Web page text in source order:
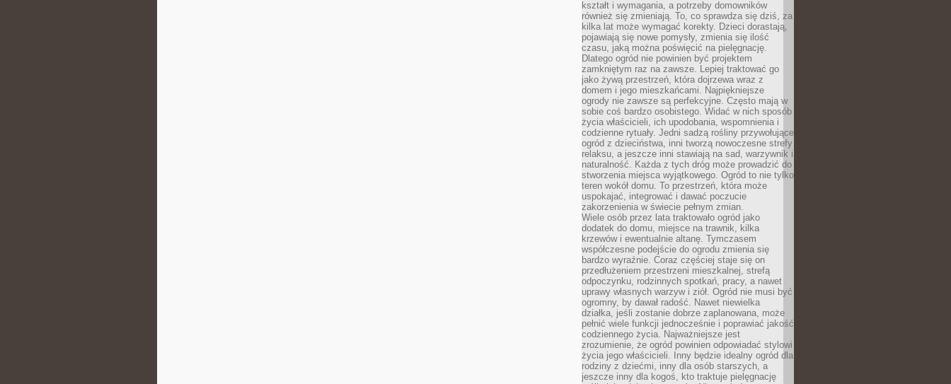
kształt i wymagania, a potrzeby domowników
również się zmieniają. To, co sprawdza się dziś, za
kilka lat może wymagać korekty. Dzieci dorastają,
pojawiają się nowe pomysły, zmienia się ilość
czasu, jaką można poświęcić na pielęgnację.
Dlatego ogród nie powinien być projektem
zamkniętym raz na zawsze. Lepiej traktować go
jako żywą przestrzeń, która dojrzewa wraz z
domem i jego mieszkańcami. Najpiękniejsze
ogrody nie zawsze są perfekcyjne. Często mają w
sobie coś bardzo osobistego. Widać w nich sposób
życia właścicieli, ich upodobania, wspomnienia i
codzienne rytuały. Jedni sadzą rośliny przywołujące
ogród z dzieciństwa, inni tworzą nowoczesne strefy
relaksu, a jeszcze inni stawiają na sad, warzywnik i
naturalność. Każda z tych dróg może prowadzić do
stworzenia miejsca wyjątkowego. Ogród to nie tylko
teren wokół domu. To przestrzeń, która może
uspokajać, integrować i dawać poczucie
zakorzenienia w świecie pełnym zmian.
Wiele osób przez lata traktowało ogród jako
dodatek do domu, miejsce na trawnik, kilka
krzewów i ewentualnie altanę. Tymczasem
współczesne podejście do ogrodu zmienia się
bardzo wyraźnie. Coraz częściej staje się on
przedłużeniem przestrzeni mieszkalnej, strefą
odpoczynku, rodzinnych spotkań, pracy, a nawet
uprawy własnych warzyw i ziół. Ogród nie musi być
ogromny, by dawał radość. Nawet niewielka
działka, jeśli zostanie dobrze zaplanowana, może
pełnić wiele funkcji jednocześnie i poprawiać jakość
codziennego życia. Najważniejsze jest
zrozumienie, że ogród powinien odpowiadać stylowi
życia jego właścicieli. Inny będzie idealny ogród dla
rodziny z dziećmi, inny dla osób starszych, a
jeszcze inny dla kogoś, kto traktuje pielęgnację